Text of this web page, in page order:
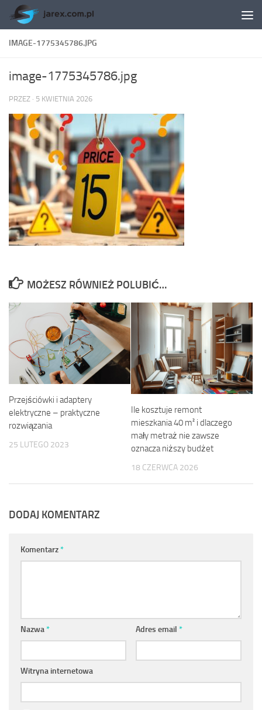
Skip to content
IMAGE-1775345786.JPG
image-1775345786.jpg
PRZEZ · 5 KWIETNIA 2026
MOŻESZ RÓWNIEŻ POLUBIĆ…
Przejściówki i adaptery
elektryczne – praktyczne
rozwiązania
25 LUTEGO 2023
Ile kosztuje remont
mieszkania 40 m² i dlaczego
mały metraż nie zawsze
oznacza niższy budżet
18 CZERWCA 2026
DODAJ KOMENTARZ
Komentarz*
Nazwa* Adres email *
Witryna internetowa